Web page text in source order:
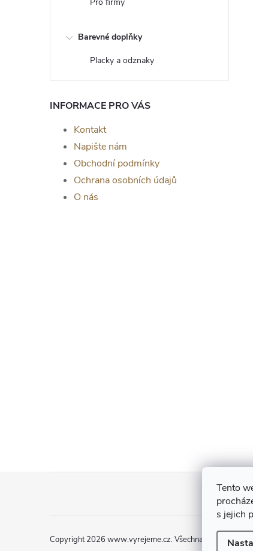
Tento
s jejich
Barevné doplňky
Placky a odznaky
INFORMACE PRO VÁS
Kontakt
Napište nám
Obchodní podmínky
Ochrana osobních údajů
O nás
Copyright 2026 www.vyrejeme.cz. Všechna práva